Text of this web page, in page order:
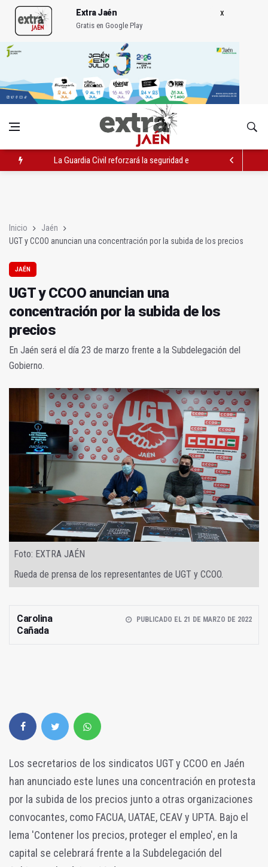
Extra Jaén
Gratis en Google Play
La Guardia Civil reforzará la seguridad el 12 de agosto por el
Inicio
Jaén
UGT y CCOO anuncian una concentración por la subida de los precios
JAÉN
UGT y CCOO anuncian una
concentración por la subida de los
precios
En Jaén será el día 23 de marzo frente a la Subdelegación del
Gobierno.
Foto: EXTRA JAÉN
Rueda de prensa de los representantes de UGT y CCOO.
Carolina
Cañada
PUBLICADO EL 21 DE MARZO DE 2022
Los secretarios de los sindicatos UGT y CCOO en Jaén
han anunciado este lunes una concentración en protesta
por la subida de los precios junto a otras organizaciones
convocantes, como FACUA, UATAE, CEAV y UPTA. Bajo el
lema 'Contener los precios, proteger el empleo', en la
capital se celebrará frente a la Subdelegación del